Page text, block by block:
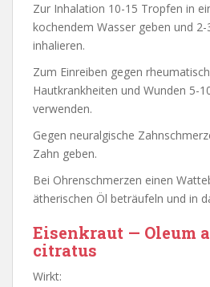
Zur Inhalation 10-15 Tropfen in
kochendem Wasser geben und
inhalieren.
Zum Einreiben gegen
Hautkrankheiten und Wunden 5-
verwenden.
Gegen neuralgische
Zahn geben.
Bei Ohrenschmerzen einen
ätherischen Öl beträufeln und in
Eisenkraut — Oleum
citratus
Wirkt: